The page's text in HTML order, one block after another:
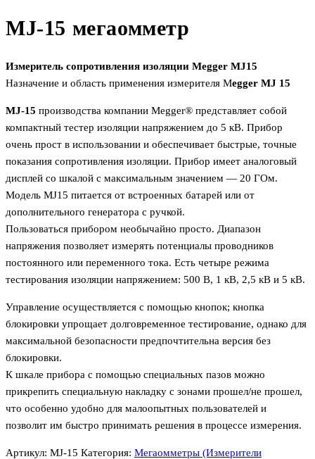
MJ-15 мегаомметр
Измеритель сопротивления изоляции Megger MJ15
Назначение и область применения измерителя Megger MJ 15
MJ-15 производства компании Megger® представляет собой
компактный тестер изоляции напряжением до 5 кВ. Прибор
очень прост в использовании и обеспечивает быстрые, точные
показания сопротивления изоляции. Прибор имеет аналоговый
дисплей со шкалой с максимальным значением — 20 ГОм.
Модель MJ15 питается от встроенных батарей или от
дополнительного генератора с ручкой.
Пользоваться прибором необычайно просто. Диапазон
напряжения позволяет измерять потенциалы проводников
постоянного или переменного тока. Есть четыре режима
тестирования изоляции напряжением: 500 В, 1 кВ, 2,5 кВ и 5 кВ.
Управление осуществляется с помощью кнопок; кнопка
блокировки упрощает долговременное тестирование, однако для
максимальной безопасности предпочтительна версия без
блокировки.
К шкале прибора с помощью специальных пазов можно
прикрепить специальную накладку с зонами прошел/не прошел,
что особенно удобно для малоопытных пользователей и
позволит им быстро принимать решения в процессе измерения.
Артикул: MJ-15 Категория: Мегаомметры (Измерители